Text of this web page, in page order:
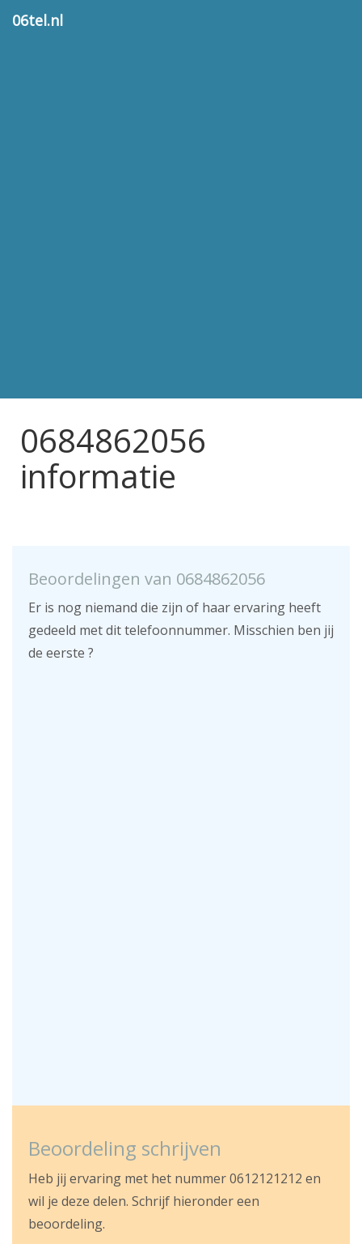
06tel.nl
0684862056
informatie
Beoordelingen van 0684862056
Er is nog niemand die zijn of haar ervaring heeft
gedeeld met dit telefoonnummer. Misschien ben jij
de eerste ?
Beoordeling schrijven
Heb jij ervaring met het nummer 0612121212 en
wil je deze delen. Schrijf hieronder een
beoordeling.